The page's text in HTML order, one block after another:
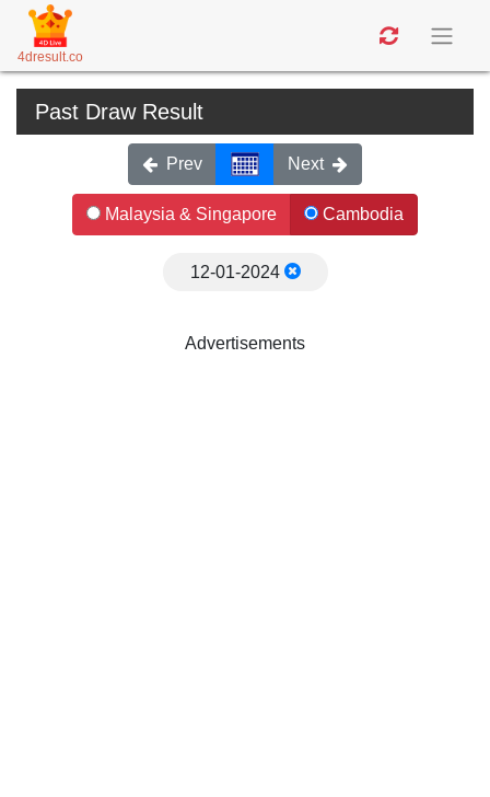
4dresult.co
Past Draw Result
Prev Next
Malaysia & Singapore Cambodia
12-01-2024
Advertisements